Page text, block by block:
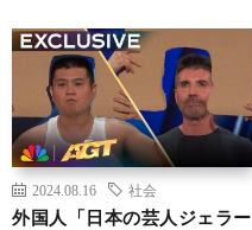
2024.08.16 社会
外国人「日本の芸人ジェラー